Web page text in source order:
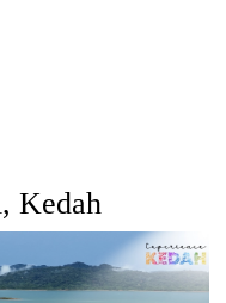
Kedah